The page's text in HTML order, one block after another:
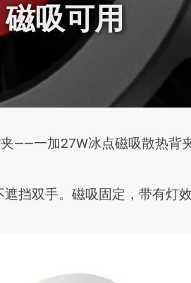
磁吸可用
——一加27W冰点磁吸散热背夹
挡双手。磁吸固定，带有灯